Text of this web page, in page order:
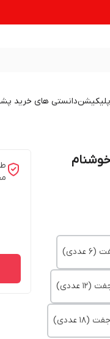
دانستی های خرید